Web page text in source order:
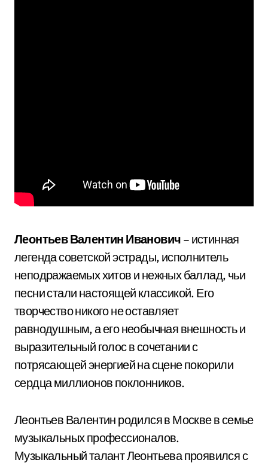
Леонтьев Валентин Иванович – истинная
легенда советской эстрады, исполнитель
неподражаемых хитов и нежных баллад, чьи
песни стали настоящей классикой. Его
творчество никого не оставляет
равнодушным, а его необычная внешность и
выразительный голос в сочетании с
потрясающей энергией на сцене покорили
сердца миллионов поклонников.
Леонтьев Валентин родился в Москве в семье
музыкальных профессионалов.
Музыкальный талант Леонтьева проявился с